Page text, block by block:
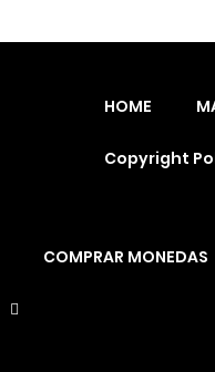
HOME
Copyright
COMPRAR MONEDAS